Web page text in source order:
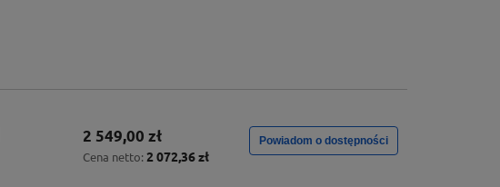
2 549,00 zł
Cena netto: 2 072,36 zł
Powiadom o dostępności